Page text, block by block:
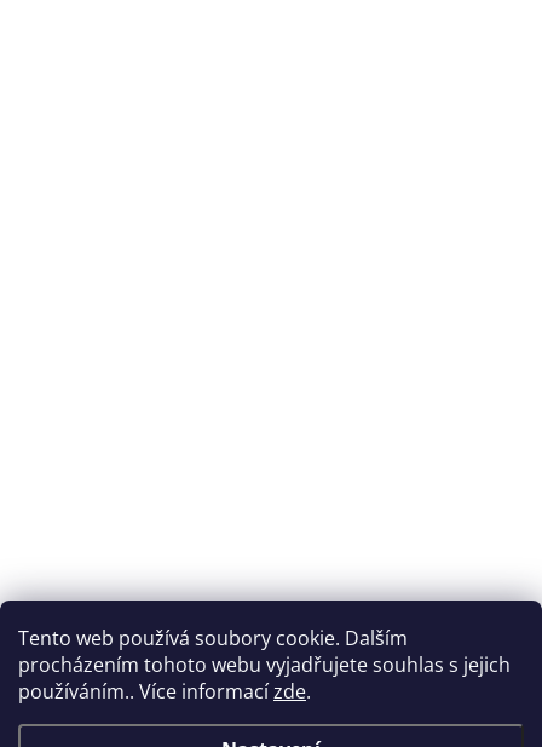
Tento web používá soubory cookie. Dalším
procházením tohoto webu vyjadřujete souhlas s jejich
používáním.. Více informacízde.